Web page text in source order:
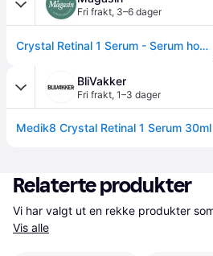
Fri frakt, 3–6 dager
Crystal Retinal 1 Serum - Serum hos Magasin
BliVakker
Fri frakt, 1–3 dager
Medik8 Crystal Retinal 1 Serum 30ml
Relaterte produkter
Vis alle